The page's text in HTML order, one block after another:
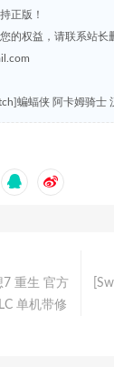
正版！
的权益，请联系站长
蝙蝠侠 阿卡姆骑士
7 重生 官方
单机带修